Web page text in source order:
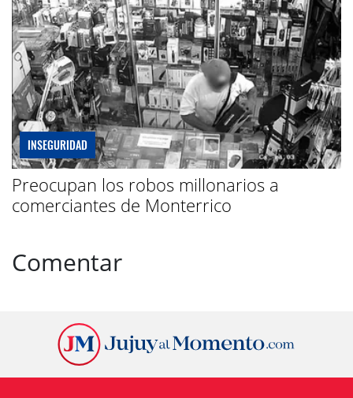
INSEGURIDAD
Preocupan los robos millonarios a
comerciantes de Monterrico
Comentar